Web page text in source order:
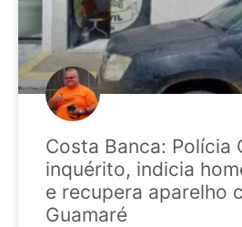
Costa Banca: Polícia
inquérito, indicia
e recupera aparelho
Guamaré